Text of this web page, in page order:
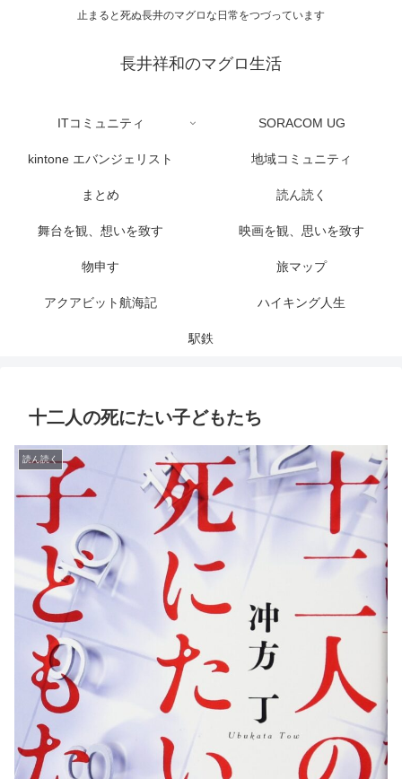
止まると死ぬ長井のマグロな日常をつづっています
長井祥和のマグロ生活
ITコミュニティ SORACOM UG
kintone エバンジェリスト 地域コミュニティ
まとめ 読ん読く
舞台を観、想いを致す 映画を観、思いを致す
物申す 旅マップ
アクアビット航海記 ハイキング人生
駅鉄
十二人の死にたい子どもたち
読ん読く